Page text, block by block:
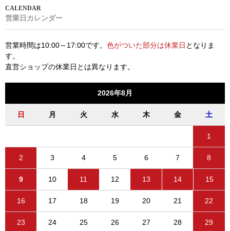
営業日カレンダー
営業時間は10:00～17:00です。 色がついた部分は休業日 となりま
す。
直営ショップの休業日とは異なります。
2026年8月
日 月 火 水 木 金 土
1
2 3 4 5 6 7 8
9 10 11 12 13 14 15
16 17 18 19 20 21 22
23 24 25 26 27 28 29